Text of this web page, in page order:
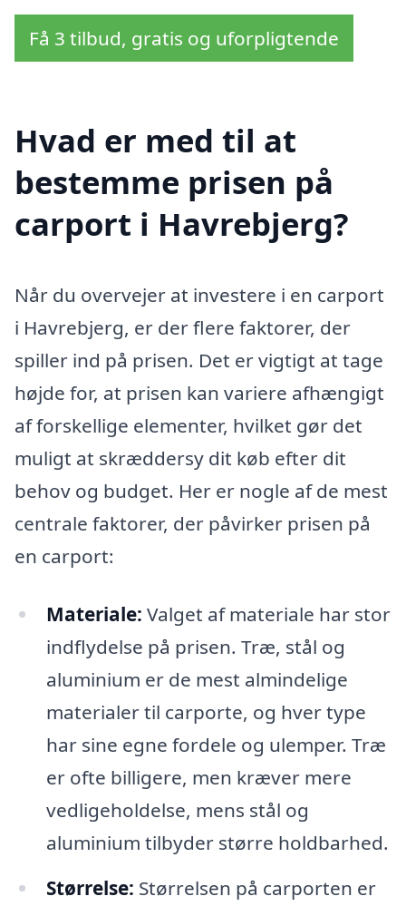
Få 3 tilbud, gratis og uforpligtende
Hvad er med til at
bestemme prisen på
carport i Havrebjerg?
Når du overvejer at investere i en carport
i Havrebjerg, er der flere faktorer, der
spiller ind på prisen. Det er vigtigt at tage
højde for, at prisen kan variere afhængigt
af forskellige elementer, hvilket gør det
muligt at skræddersy dit køb efter dit
behov og budget. Her er nogle af de mest
centrale faktorer, der påvirker prisen på
en carport:
Materiale: Valget af materiale har stor
indflydelse på prisen. Træ, stål og
aluminium er de mest almindelige
materialer til carporte, og hver type
har sine egne fordele og ulemper. Træ
er ofte billigere, men kræver mere
vedligeholdelse, mens stål og
aluminium tilbyder større holdbarhed.
Størrelse: Størrelsen på carporten er